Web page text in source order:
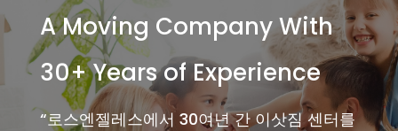
A Moving Company With
30+ Years of Experience
“로스엔젤레스에서 30여년 간 이삿짐 센터를